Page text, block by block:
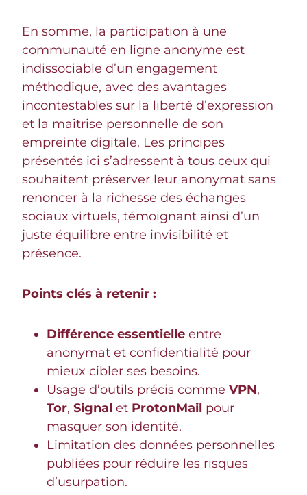
En somme, la participation à une
communauté en ligne anonyme est
indissociable d’un engagement
méthodique, avec des avantages
incontestables sur la liberté d’expression
et la maîtrise personnelle de son
empreinte digitale. Les principes
présentés ici s’adressent à tous ceux qui
souhaitent préserver leur anonymat sans
renoncer à la richesse des échanges
sociaux virtuels, témoignant ainsi d’un
juste équilibre entre invisibilité et
présence.
Points clés à retenir :
Différence essentielle entre
anonymat et confidentialité pour
mieux cibler ses besoins.
Usage d’outils précis comme VPN,
Tor, Signal et ProtonMail pour
masquer son identité.
Limitation des données personnelles
publiées pour réduire les risques
d’usurpation.